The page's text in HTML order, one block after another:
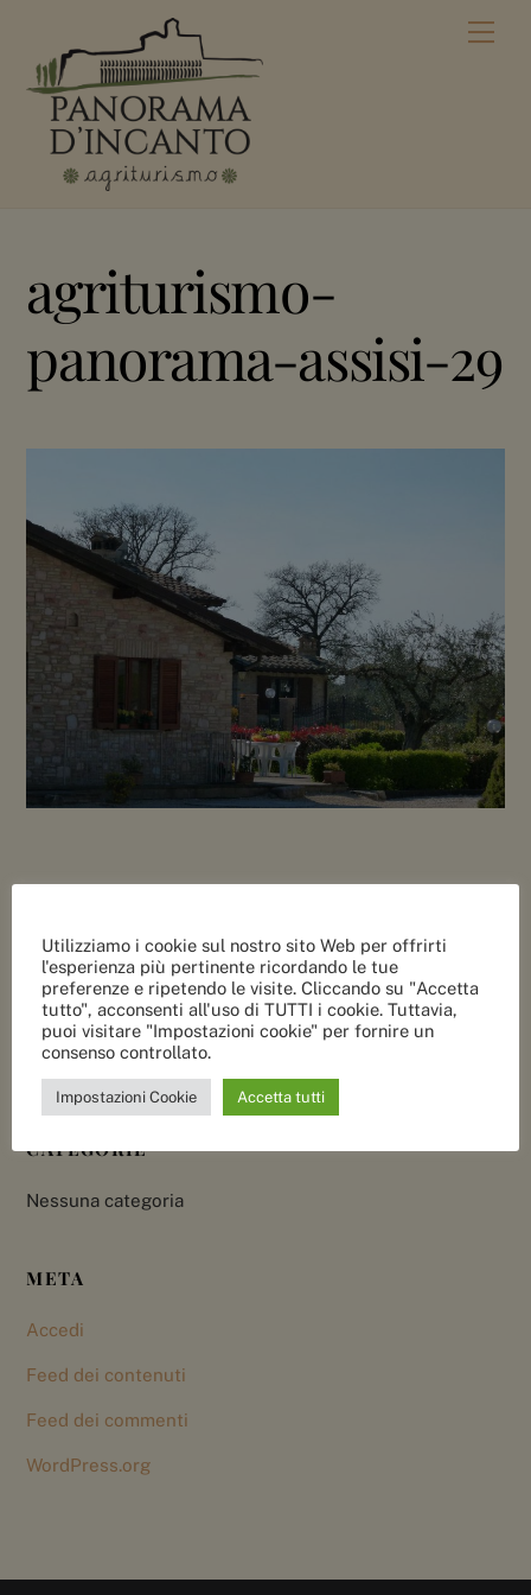
content
agriturismo-
panorama-assisi-29
COMMENTI RECENTI
ARCHIVI
CATEGORIE
Nessuna categoria
META
Accedi
Feed dei contenuti
Feed dei commenti
WordPress.org
Utilizziamo i cookie sul nostro sito Web per offrirti
l'esperienza più pertinente ricordando le tue
preferenze e ripetendo le visite. Cliccando su "Accetta
tutto", acconsenti all'uso di TUTTI i cookie. Tuttavia,
puoi visitare "Impostazioni cookie" per fornire un
consenso controllato.
Impostazioni Cookie Accetta tutti